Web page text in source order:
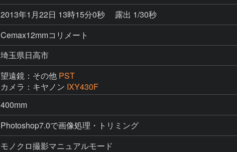
2013年1月22日 13時15分0秒
露出 1/30秒
Cemax12mmコリメート
埼玉県日高市
望遠鏡：その他 PST
カメラ：キヤノン IXY430F
400mm
Photoshop7.0で画像処理・トリミング
モノクロ撮影マニュアルモード